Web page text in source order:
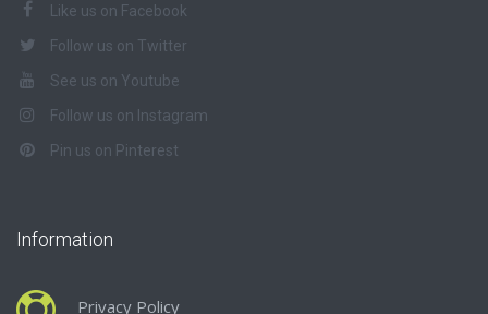
Like us on Facebook
Follow us on Twitter
See us on Youtube
Follow us on Instagram
Pin us on Pinterest
Information
Privacy Policy